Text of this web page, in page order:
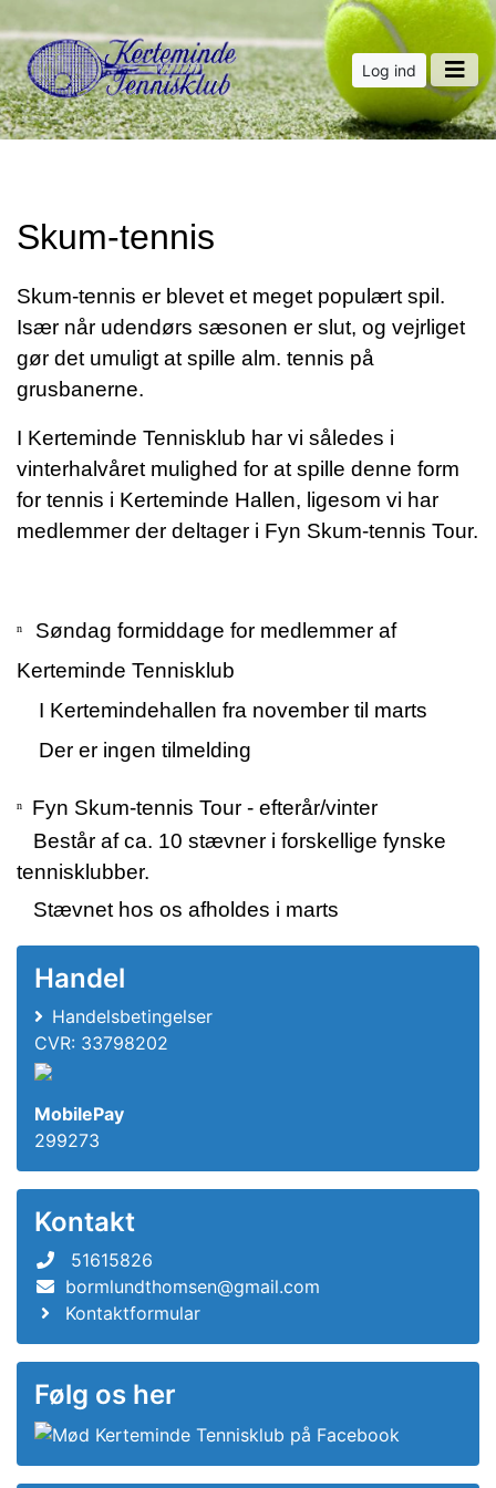
Log ind
Skum-tennis
Skum-tennis er blevet et meget populært spil.
Især når udendørs sæsonen er slut, og vejrliget
gør det umuligt at spille alm. tennis på
grusbanerne.
I Kerteminde Tennisklub har vi således i
vinterhalvåret mulighed for at spille denne form
for tennis i Kerteminde Hallen, ligesom vi har
medlemmer der deltager i Fyn Skum-tennis Tour.
n
Søndag formiddage for medlemmer af
Kerteminde Tennisklub
I Kertemindehallen fra november til marts
Der er ingen tilmelding
n
Fyn Skum-tennis Tour - efterår/vinter
Består af ca. 10 stævner i forskellige fynske
tennisklubber.
Stævnet hos os afholdes i marts
Handel
Handelsbetingelser
CVR: 33798202
MobilePay
299273
Kontakt
51615826
bormlundthomsen@gmail.com
Kontaktformular
Følg os her